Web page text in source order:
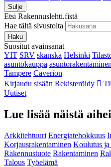
Sulje
Etsi Rakennuslehti.fistä
Hae tältä sivustolta
Haku
Suositut avainsanat
YIT SRV skanska Helsinki
asuntokauppa asuntorakentaminen
Tampere Caverion
Kirjaudu sisään Rekisteröidy
Uutiset
Lue lisää näistä
Arkkitehtuuri Energiatehokkuus
Korjausrakentaminen Koulutus
Rakennustuote Rakentaminen
Talous Työelämä